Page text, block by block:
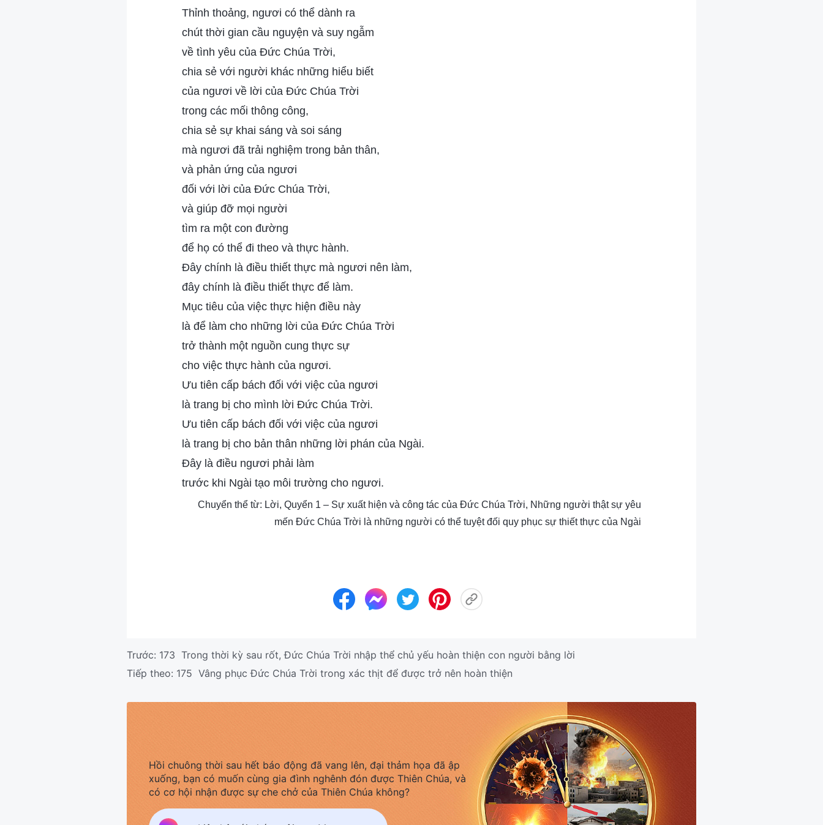
Thỉnh thoảng, ngươi có thể dành ra
chút thời gian cầu nguyện và suy ngẫm
về tình yêu của Đức Chúa Trời,
chia sẻ với người khác những hiểu biết
của ngươi về lời của Đức Chúa Trời
trong các mối thông công,
chia sẻ sự khai sáng và soi sáng
mà ngươi đã trải nghiệm trong bản thân,
và phản ứng của ngươi
đối với lời của Đức Chúa Trời,
và giúp đỡ mọi người
tìm ra một con đường
để họ có thể đi theo và thực hành.
Đây chính là điều thiết thực mà ngươi nên làm,
đây chính là điều thiết thực để làm.
Mục tiêu của việc thực hiện điều này
là để làm cho những lời của Đức Chúa Trời
trở thành một nguồn cung thực sự
cho việc thực hành của ngươi.
Ưu tiên cấp bách đối với việc của ngươi
là trang bị cho mình lời Đức Chúa Trời.
Ưu tiên cấp bách đối với việc của ngươi
là trang bị cho bản thân những lời phán của Ngài.
Đây là điều ngươi phải làm
trước khi Ngài tạo môi trường cho ngươi.
Chuyển thể từ: Lời, Quyển 1 – Sự xuất hiện và công tác của Đức Chúa Trời, Những người thật sự yêu
mến Đức Chúa Trời là những người có thể tuyệt đối quy phục sự thiết thực của Ngài
Trước: 173 Trong thời kỳ sau rốt, Đức Chúa Trời nhập thể chủ yếu hoàn thiện con người bằng lời
Tiếp theo: 175 Vâng phục Đức Chúa Trời trong xác thịt để được trở nên hoàn thiện
Hồi chuông thời sau hết báo động đã vang lên, đại thảm họa đã ập
xuống, bạn có muốn cùng gia đình nghênh đón được Thiên Chúa, và
có cơ hội nhận được sự che chở của Thiên Chúa không?